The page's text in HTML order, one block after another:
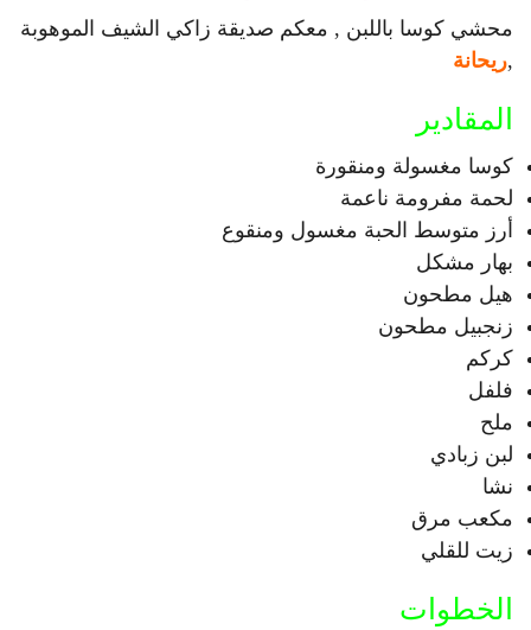
محشي كوسا باللبن , معكم صديقة زاكي الشيف الموهوبة
,ريحانة
المقادير
كوسا مغسولة ومنقورة
لحمة مفرومة ناعمة
أرز متوسط الحبة مغسول ومنقوع
بهار مشكل
هيل مطحون
زنجبيل مطحون
كركم
فلفل
ملح
لبن زبادي
نشا
مكعب مرق
زيت للقلي
الخطوات